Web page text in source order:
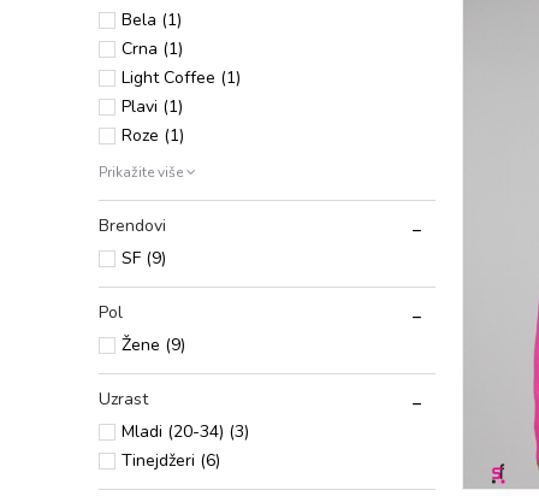
Bеla (1)
Crna (1)
Light Cоffее (1)
Plavi (1)
Roze (1)
Prikažite više
Brendovi
SF (9)
Pol
Žene (9)
Uzrast
Mladi (20-34) (3)
Tinejdžeri (6)